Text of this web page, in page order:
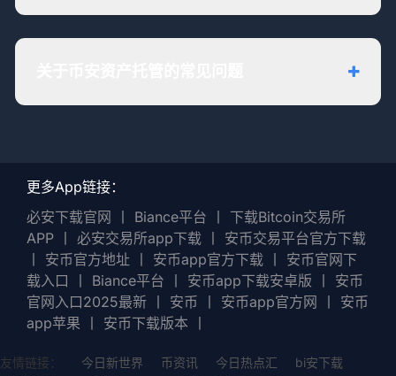
更多App链接：
必安下载官网
Biance平台
下载Bitcoin交易所
APP
必安交易所app下载
安币交易平台官方下载
安币官方地址 安币app官方下载
安币官网下
载入口
Biance平台 安币app下载安卓版
安币
官网入口2025最新
安币 安币app官方网
安币
app苹果
安币下载版本
友情链接： 今日新世界 币资讯 今日热点汇
bi安下载